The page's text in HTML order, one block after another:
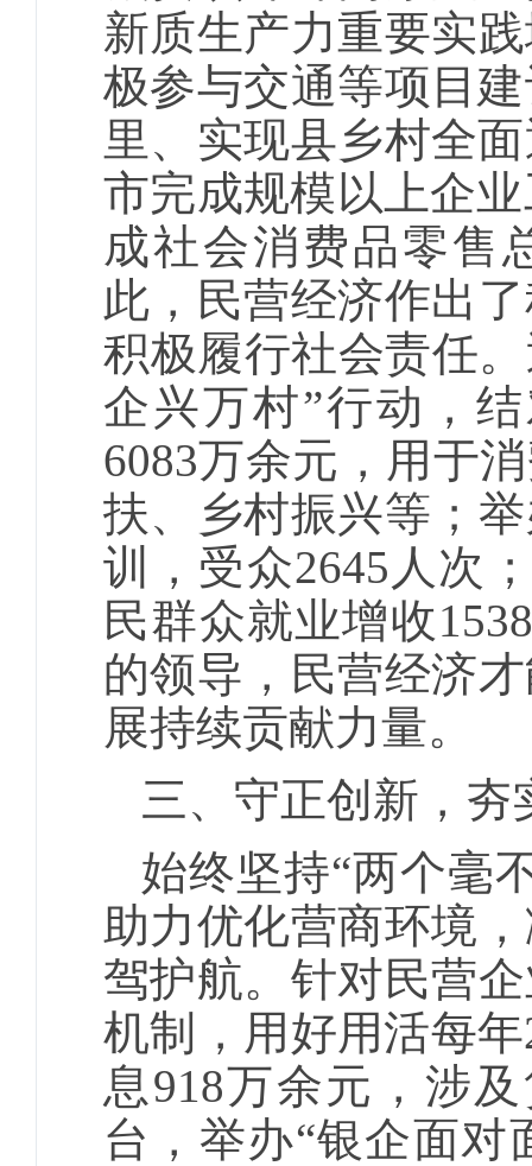
新质生产力重要实
极参与交通等项目
里、实现县乡村全
市完成规模以上企
成社会消费品零售
此，民营经济作出
积极履行社会责任
企兴万村”行动，
6083万余元，用于
扶、乡村振兴等；
训，受众2645人次
民群众就业增收
的领导，民营经济
展持续贡献力量。
三、守正创新，
始终坚持“两个毫
助力优化营商环境
驾护航。针对民营
机制，用好用活每
息918万余元，涉
台，举办“银企面对